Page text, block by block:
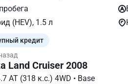
обвіс JAOS; - 2-ва комплекта
відділення;
(HEV), 1.5 л
кредит
Land Cruiser 2008
200 • 4.7 AT (318 к.с.) 4WD • Base